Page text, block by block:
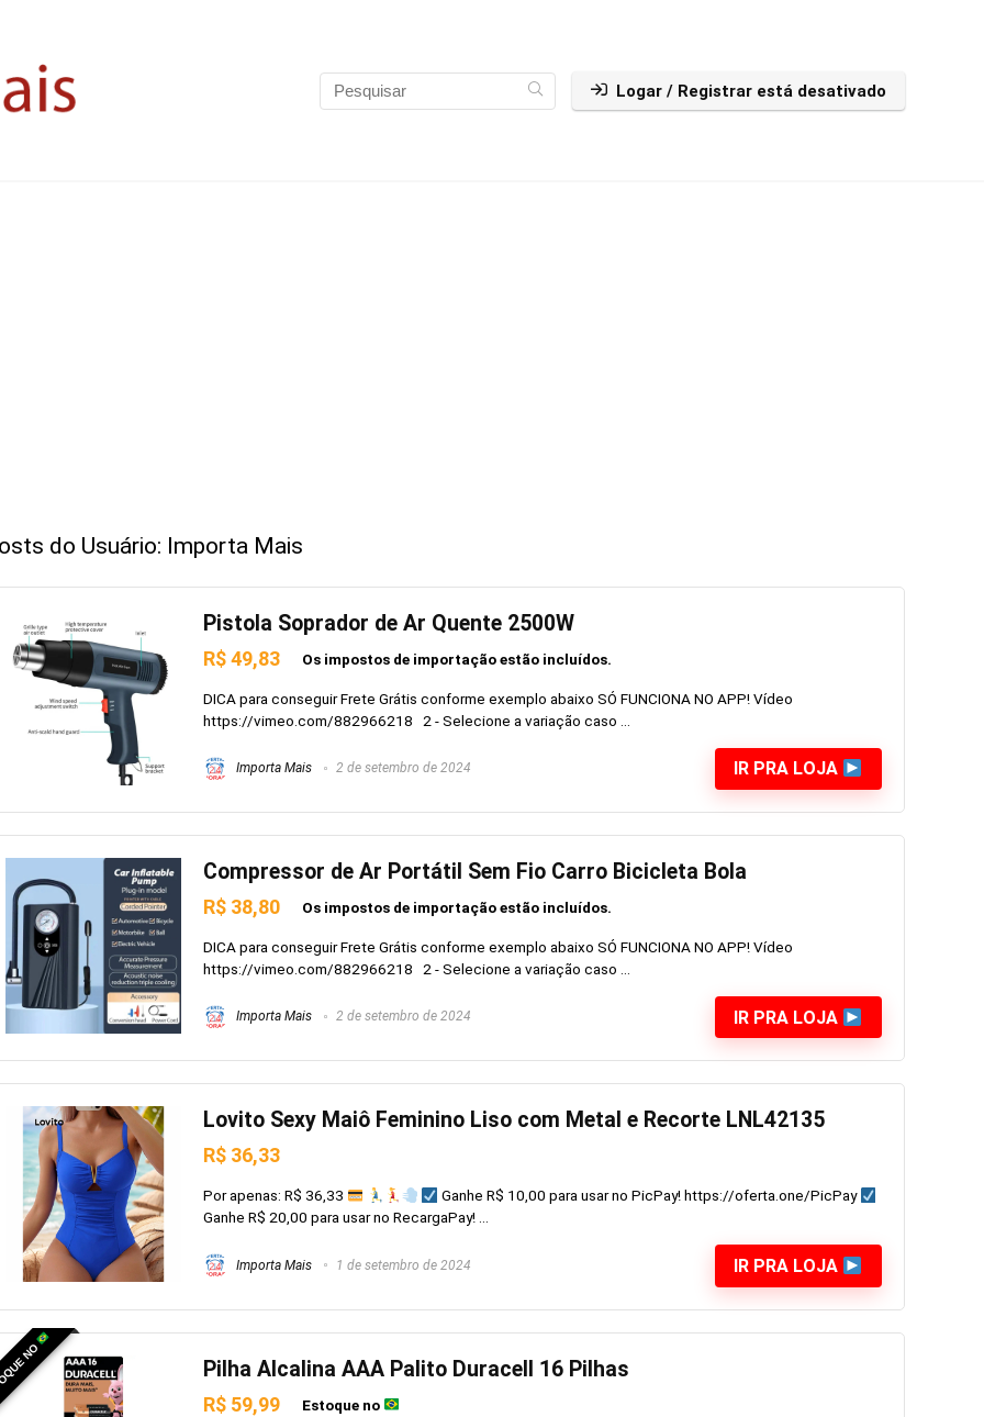
Logar / Registrar está desativado
do Usuário: Importa Mais
Pistola Soprador de Ar Quente 2500W
R$ 49,83 Os impostos de importação estão incluídos.
DICA para conseguir Frete Grátis conforme exemplo abaixo SÓ FUNCIONA NO APP! Vídeo
https://vimeo.com/882966218 2 - Selecione a variação caso ...
Importa Mais 2 de setembro de 2024 IR PRA LOJA
Compressor de Ar Portátil Sem Fio Carro Bicicleta Bola
R$ 38,80 Os impostos de importação estão incluídos.
DICA para conseguir Frete Grátis conforme exemplo abaixo SÓ FUNCIONA NO APP! Vídeo
https://vimeo.com/882966218 2 - Selecione a variação caso ...
Importa Mais 2 de setembro de 2024 IR PRA LOJA
Lovito Sexy Maiô Feminino Liso com Metal e Recorte LNL42135
R$ 36,33
Por apenas: R$ 36,33
Ganhe R$ 10,00 para usar no PicPay! https://oferta.one/PicPay
Ganhe R$ 20,00 para usar no RecargaPay! ...
Importa Mais 1 de setembro de 2024 IR PRA LOJA
NO Pilha Alcalina AAA Palito Duracell 16 Pilhas
R$ 59,99 Estoque no